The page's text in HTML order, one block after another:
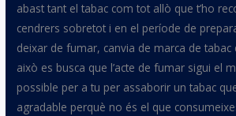
abast tant el tabac com tot allò que t’ho
cendrers sobretot i en el període de
deixar de fumar, canvia de marca de tabac
això es busca que l’acte de fumar sigui el
possible per a tu per assaborir un tabac
agradable perquè no és el que